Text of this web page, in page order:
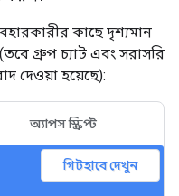
কাছে দৃশ্যমান
গ্রুপ চ্যাট এবং সরাসরি
দেওয়া হয়েছে):
অ্যাপস স্ক্রিপ্ট
গিটহাবে দেখুন